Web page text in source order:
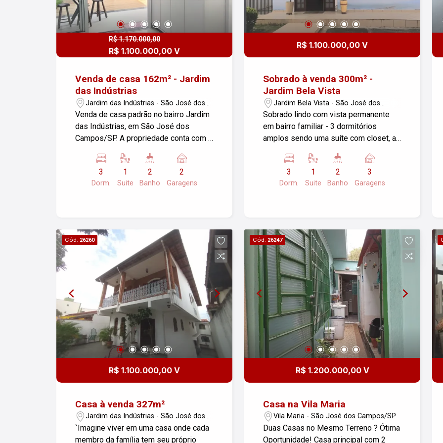
busca uma boa qualidade de vida em
um condomínio tranquilo. Para mais
informações ou agendar uma visita,
entre em contato.R$ 1.170.000,00
R$ 1.100.000,00 V
Venda de casa 162m² - Jardim
das Indústrias
Jardim das Indústrias - São José dos
Campos/SP
Venda de casa padrão no bairro Jardim
das Indústrias, em São José dos
Campos/SP. A propriedade conta com 3
armários planejados, 2 garagens, área
construída de 162,00 m² e área de
terreno de 125,00 m². Possui jardim de
um novo lar, essa pode ser uma
excelente oportunidade! Para mais
informações ou agendar uma visita,
entre em contato.
3
Dorm.
1
Suite
2
Banho
2
Garagens
R$ 1.100.000,00 V
Sobrado à venda 300m² -
Jardim Bela Vista
Jardim Bela Vista - São José dos
Campos/SP
Sobrado lindo com vista permanente
em bairro familiar - 3 dormitórios
amplos sendo uma suíte com closet, ar
porcelanato - 2 banheiros com gabinete
e box blindex - 1 lavabo com gabinete -
sala de estar, sala de TV e sala de
lavanderia, coberta com armários - uma
área grande no sótão - Garagem
coberta para 3 veículos paralelos, com
portão automático
3
Dorm.
1
Suite
2
Banho
3
Garagens
Cód. 26260
R$ 1.100.000,00 V
Casa à venda 327m²
Jardim das Indústrias - São José dos
Campos/SP
`Imagine viver em uma casa onde cada
membro da família tem seu próprio
Cód. 26247
R$ 1.200.000,00 V
Casa na Vila Maria
Vila Maria - São José dos Campos/SP
Duas Casas no Mesmo Terreno ? Ótima
Oportunidade! Casa principal com 2